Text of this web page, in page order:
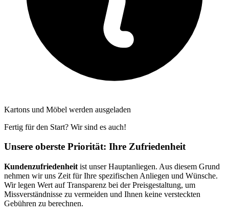
Kartons und Möbel werden ausgeladen
Fertig für den Start? Wir sind es auch!
Unsere oberste Priorität: Ihre Zufriedenheit
Kundenzufriedenheit ist unser Hauptanliegen. Aus diesem Grund
nehmen wir uns Zeit für Ihre spezifischen Anliegen und Wünsche.
Wir legen Wert auf Transparenz bei der Preisgestaltung, um
Missverständnisse zu vermeiden und Ihnen keine versteckten
Gebühren zu berechnen.